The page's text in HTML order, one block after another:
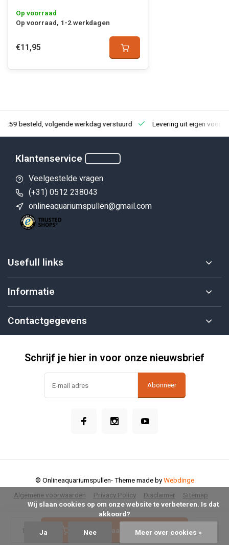
Toevoegen aan winkelwagen
Op voorraad
Op voorraad, 1-2 werkdagen
€11,95
besteld, volgende werkdag verstuurd Levering uit eigen
Klantenservice
Veelgestelde vragen
(+31) 0512 238043
onlineaquariumspullen@gmail.com
Usefull links
Informatie
Contactgegevens
Schrijf je hier in voor onze nieuwsbrief
Abonneer
Algemene voorwaarden Privacy Policy Disclaimer Sitemap
© Onlineaquariumspullen- Theme made byWebdinge
akkoord?
Ja Nee Meer over cookies »